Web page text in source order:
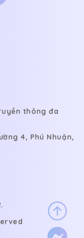
thông đa
4, Phú Nhuận,